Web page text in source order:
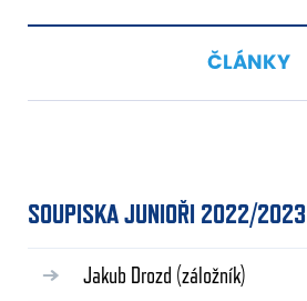
ČLÁNKY
SOUPISKA JUNIOŘI 2022/2023
Jakub Drozd (záložník)